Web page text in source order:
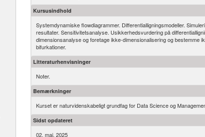
Kursusindhold
Systemdynamiske flowdiagrammer. Differentialligningsmodeller.
resultater. Sensitivitetsanalyse. Usikkerhedsvurdering på
dimensionsanalyse og foretage ikke-dimensionalisering og bestemme
bifurkationer.
Litteraturhenvisninger
Noter.
Bemærkninger
Kurset er naturvidenskabeligt grundfag for Data Science og
Sidst opdateret
02. maj, 2025